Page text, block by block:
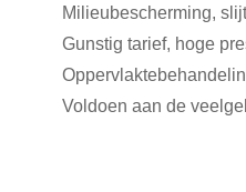
Milieubescherming,
Gunstig tarief, hoge
Voldoen aan de